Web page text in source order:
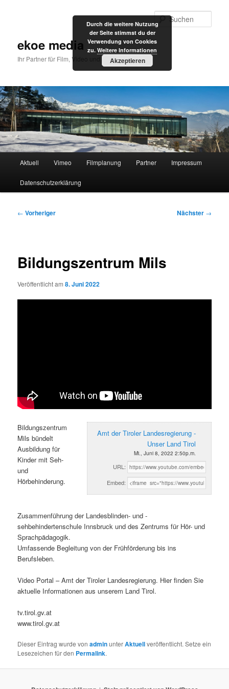
ekoe media
Ihr Partner für Film, Video und Internet
Aktuell Vimeo Filmplanung Partner Impressum
Datenschutzerklärung
Beitragsnavigation
← Vorheriger Nächster →
Bildungszentrum Mils
Veröffentlicht am8. Juni 2022
Amt der Tiroler Landesregierung -
Unser Land Tirol
Mi., Juni 8, 2022 2:50p.m.
URL:
Embed:
Bildungszentrum
Mils bündelt
Ausbildung für
Kinder mit Seh-
und
Hörbehinderung.
Zusammenführung der Landesblinden- und -
sehbehindertenschule Innsbruck und des Zentrums für Hör- und
Sprachpädagogik.
Umfassende Begleitung von der Frühförderung bis ins
Berufsleben.
Video Portal – Amt der Tiroler Landesregierung. Hier finden Sie
aktuelle Informationen aus unserem Land Tirol.
tv.tirol.gv.at
www.tirol.gv.at
Dieser Eintrag wurde vonadminunterAktuellveröffentlicht. Setze ein
Lesezeichen für den Permalink.
Durch die weitere Nutzung
der Seite stimmst du der
Verwendung von Cookies
zu. Weitere Informationen
Akzeptieren